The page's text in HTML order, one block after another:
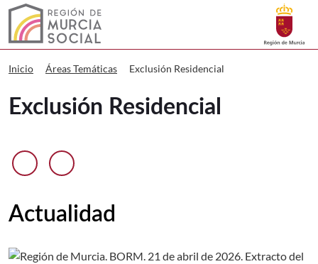
Murcia Social Exclusión Residencial
Buscar
Inicio Áreas Temáticas Exclusión Residencial
Exclusión Residencial
Anterior diapositiva
Siguiente diapositiva
Actualidad